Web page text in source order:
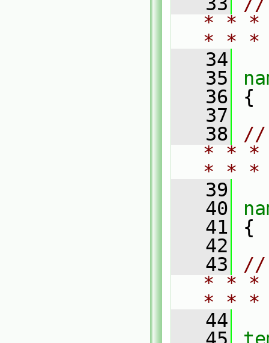
* * *
* *
   34
   35
   36
{
   37
   38
//
* * *
* *
   39
   40
   41
{
   42
   43
//
* * *
* *
   44